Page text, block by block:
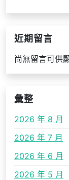
近期留言
尚無留言可供
彙整
2026 年 8 月
2026 年 7 月
2026 年 6 月
2026 年 5 月